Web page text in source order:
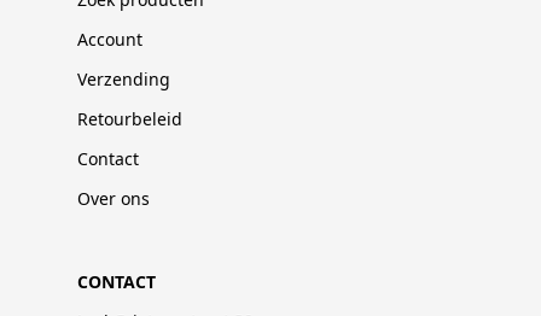
Account
Verzending
Retourbeleid
Contact
Over ons
CONTACT